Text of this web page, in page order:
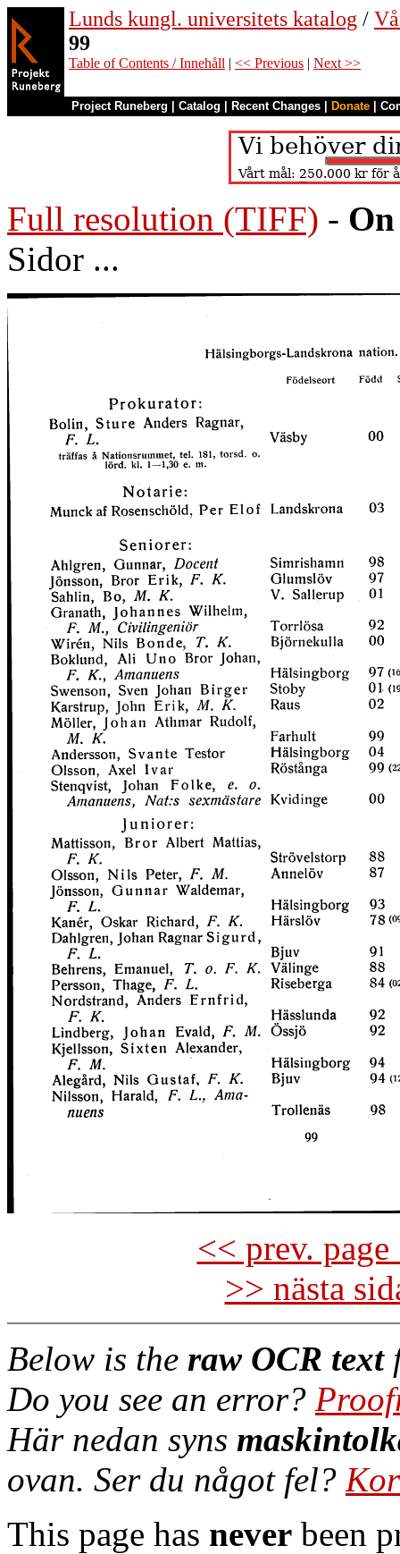
Lunds kungl. universitets katalog /
99
Table of Contents / Innehåll | << Previous | Next >>
Project Runeberg Catalog Recent Changes Donate
Full resolution (TIFF) -
Sidor ...
<< prev.
>> nästa
Below is the raw OCR text
Do you see an error?
Här nedan syns
ovan. Ser du något fel?
This page has never been